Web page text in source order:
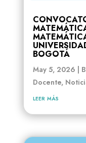
BOGOTÁ
May 5, 2026
Docente,
leer más